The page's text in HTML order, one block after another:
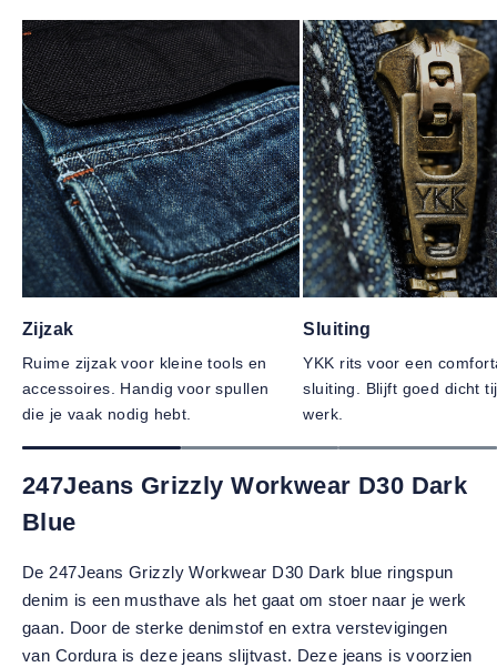
Zijzak
Ruime zijzak voor kleine tools en
accessoires. Handig voor spullen
die je vaak nodig hebt.
Sluiting
YKK rits voor een
sluiting. Blijft goed dicht
werk.
247Jeans Grizzly Workwear D30 Dark
Blue
De 247Jeans Grizzly Workwear D30 Dark blue ringspun
denim is een musthave als het gaat om stoer naar je werk
gaan. Door de sterke denimstof en extra verstevigingen
van Cordura is deze jeans slijtvast. Deze jeans is voorzien